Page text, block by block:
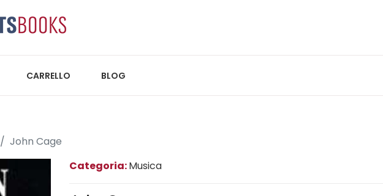
CARRELLO BLOG
John Cage
Categoria:Musica